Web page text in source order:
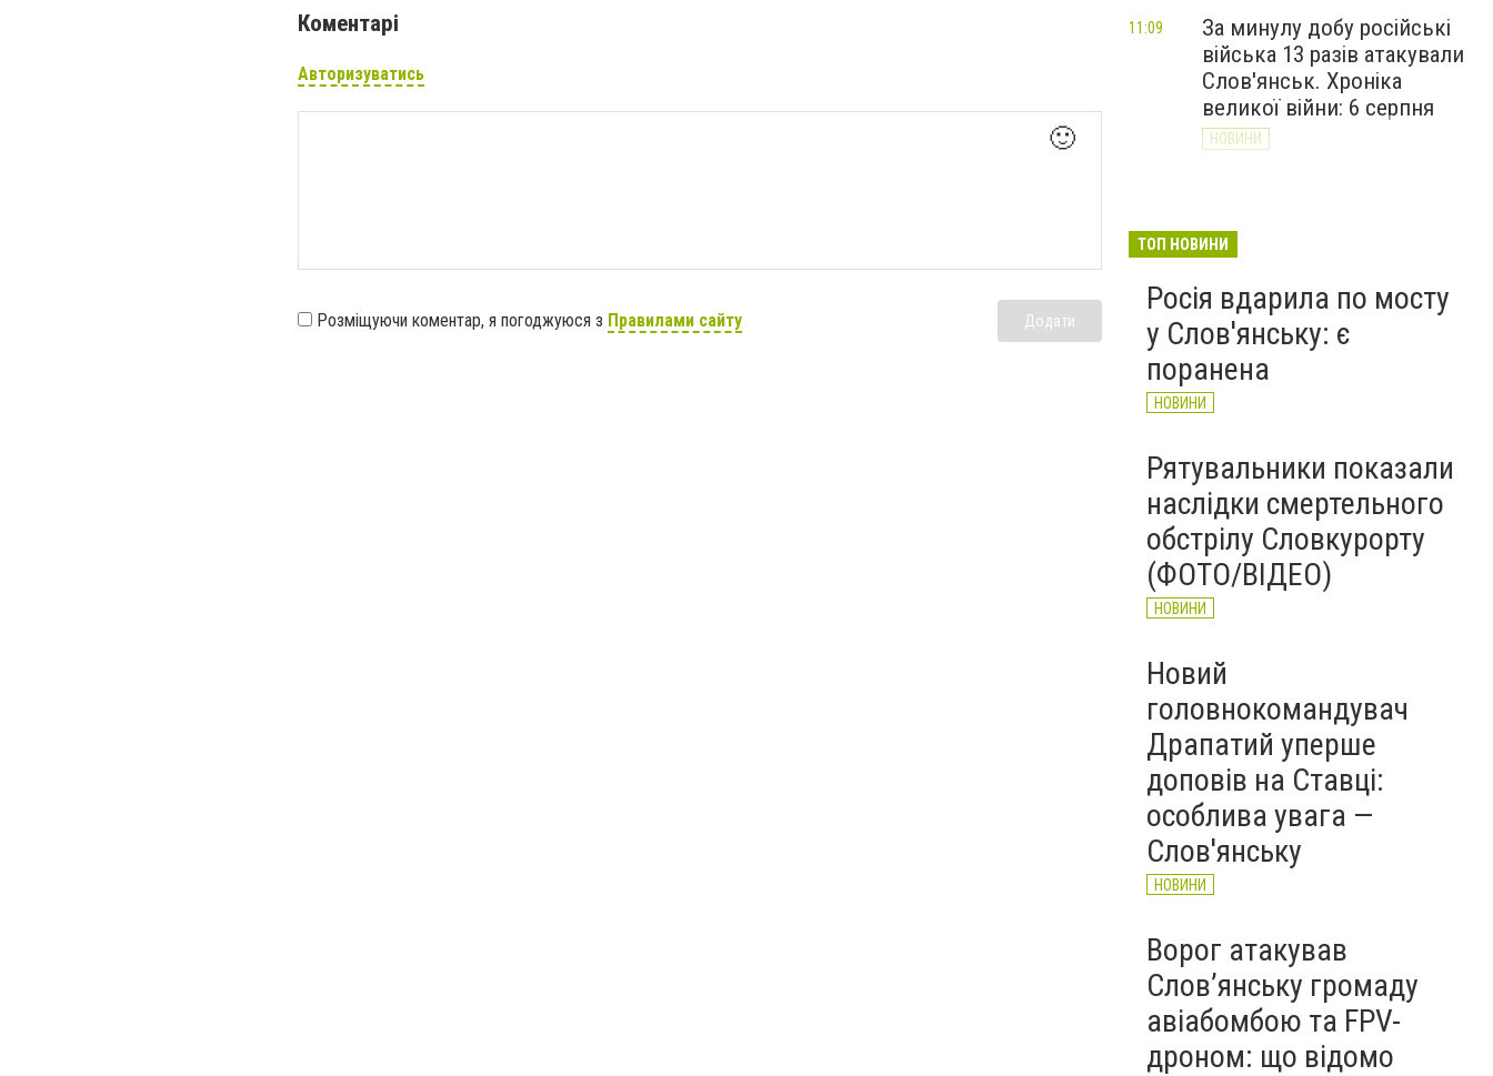
Коментарі
Авторизуватись
🙂
Розміщуючи коментар, я погоджуюся з Правилами сайту Додати
За минулу добу російські
війська 13 разів атакували
Слов'янськ. Хроніка
великої війни: 6 серпня
НОВИНИ
11:09
Донецькоблгаз припиняє
районів
НОВИНИ
ТОП НОВИНИ
Росія вдарила по мосту
у Слов'янську: є
поранена
НОВИНИ
Рятувальники показали
наслідки смертельного
обстрілу Словкурорту
(ФОТО/ВІДЕО)
НОВИНИ
Новий
головнокомандувач
Драпатий уперше
доповів на Ставці:
особлива увага —
Слов'янську
НОВИНИ
Ворог атакував
Слов’янську громаду
авіабомбою та FPV-
дроном: що відомо